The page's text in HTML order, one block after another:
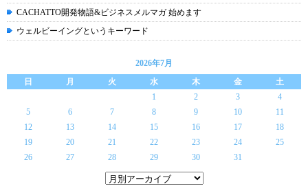
CACHATTO開発物語&ビジネスメルマガ 始めます
ウェルビーイングというキーワード
2026年7月
日
月 火 水 木 金
土
1
2 3
4
5
6 7 8 9 10
11
12
13 14 15 16 17
18
19
20 21 22 23 24
25
26
27 28 29 30 31